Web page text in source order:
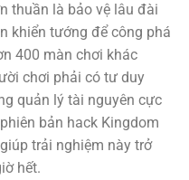
thuần là bảo vệ lâu đài
khiển tướng để công phá
400 màn chơi khác
chơi phải có tư duy
quản lý tài nguyên cực
bản hack Kingdom
trải nghiệm này trở
hết.